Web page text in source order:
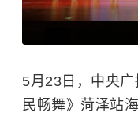
5月23日，中央
民畅舞》菏泽站